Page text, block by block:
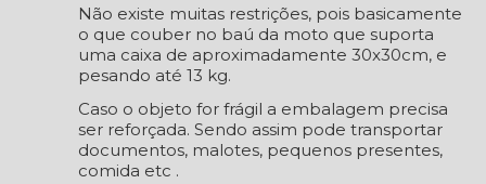
Não existe muitas restrições, pois basicamente
o que couber no baú da moto que suporta
uma caixa de aproximadamente 30x30cm, e
pesando até 13 kg.
Caso o objeto for frágil a embalagem precisa
ser reforçada. Sendo assim pode transportar
documentos, malotes, pequenos presentes,
comida etc .